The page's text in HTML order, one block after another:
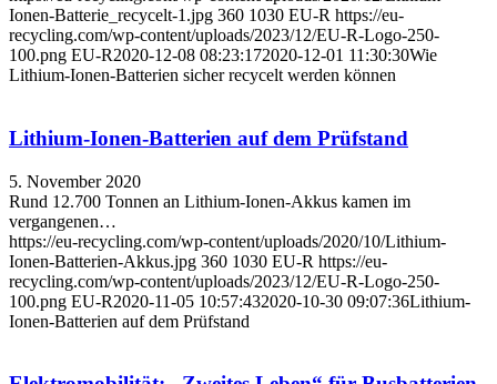
Ionen-Batterie_recycelt-1.jpg 360 1030 EU-R https://eu-
recycling.com/wp-content/uploads/2023/12/EU-R-Logo-250-
100.png EU-R2020-12-08 08:23:172020-12-01 11:30:30Wie
Lithium-Ionen-Batterien sicher recycelt werden können
Lithium-Ionen-Batterien auf dem Prüfstand
5. November 2020
Rund 12.700 Tonnen an Lithium-Ionen-Akkus kamen im
vergangenen…
https://eu-recycling.com/wp-content/uploads/2020/10/Lithium-
Ionen-Batterien-Akkus.jpg 360 1030 EU-R https://eu-
recycling.com/wp-content/uploads/2023/12/EU-R-Logo-250-
100.png EU-R2020-11-05 10:57:432020-10-30 09:07:36Lithium-
Ionen-Batterien auf dem Prüfstand